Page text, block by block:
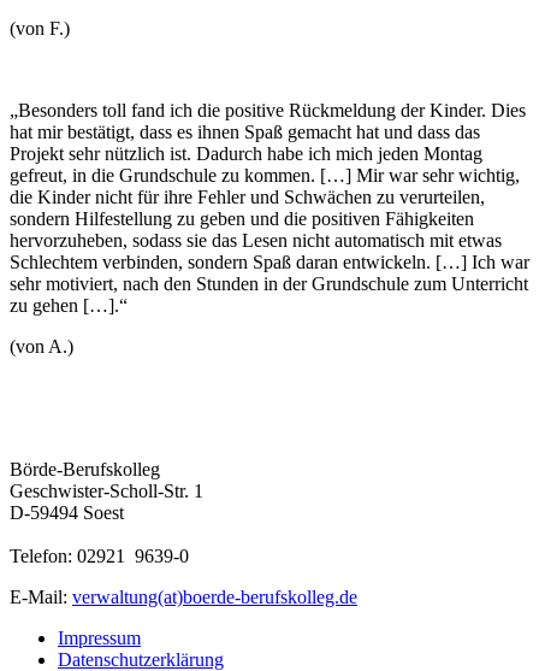
(von F.)
„Besonders toll fand ich die positive Rückmeldung der Kinder. Dies
hat mir bestätigt, dass es ihnen Spaß gemacht hat und dass das
Projekt sehr nützlich ist. Dadurch habe ich mich jeden Montag
gefreut, in die Grundschule zu kommen. […] Mir war sehr wichtig,
die Kinder nicht für ihre Fehler und Schwächen zu verurteilen,
sondern Hilfestellung zu geben und die positiven Fähigkeiten
hervorzuheben, sodass sie das Lesen nicht automatisch mit etwas
Schlechtem verbinden, sondern Spaß daran entwickeln. […] Ich war
sehr motiviert, nach den Stunden in der Grundschule zum Unterricht
zu gehen […].“
(von A.)
Börde-Berufskolleg
Geschwister-Scholl-Str. 1
D-59494 Soest
Telefon: 02921 9639-0
E-Mail: verwaltung(at)boerde-berufskolleg.de
Impressum
Datenschutzerklärung